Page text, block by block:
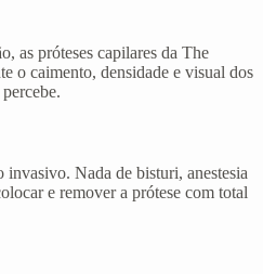
as próteses capilares da The
o caimento, densidade e visual dos
Nada de bisturi, anestesia
e remover a prótese com total